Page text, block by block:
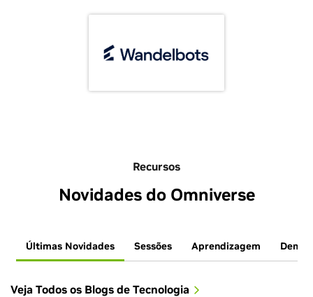
Recursos
Novidades do Omniverse
Últimas Novidades Sessões Aprendizagem
Veja Todos os Blogs de Tecnologia